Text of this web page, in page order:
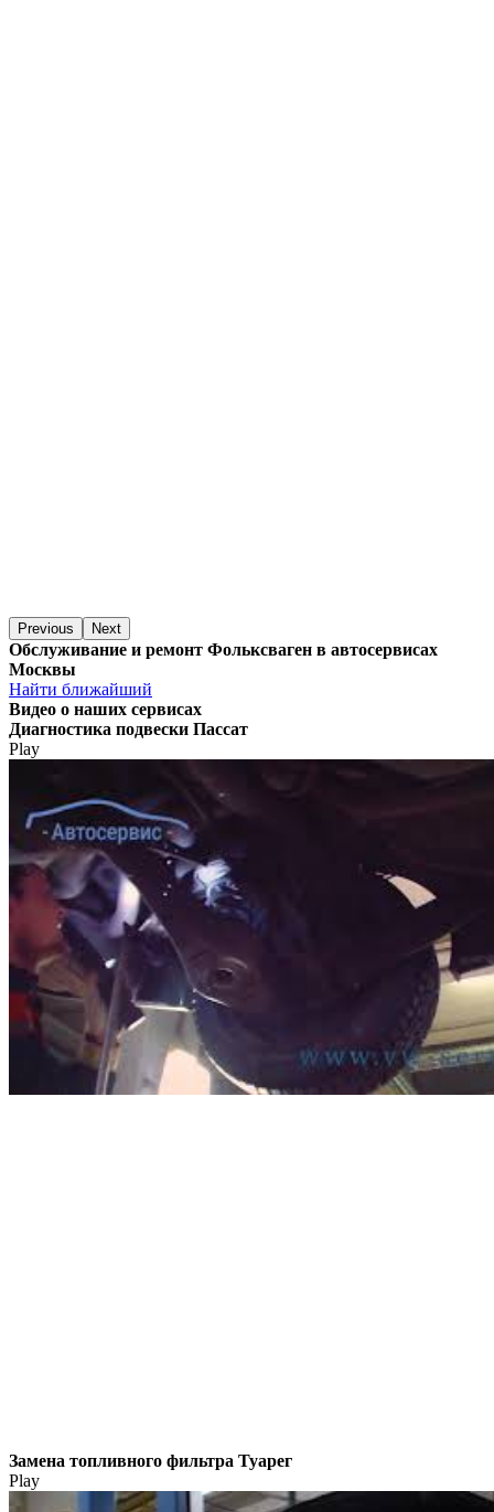
Previous Next
Обслуживание и ремонт Фольксваген в автосервисах
Москвы
Найти ближайший
Видео о наших сервисах
Диагностика подвески Пассат
Play
Замена топливного фильтра Туарег
Play